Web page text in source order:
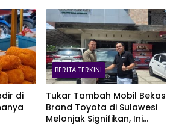
di
BERITA TERKINI
Tukar Tambah Mobil Bekas
Brand Toyota di Sulawesi
Melonjak Signifikan, Ini